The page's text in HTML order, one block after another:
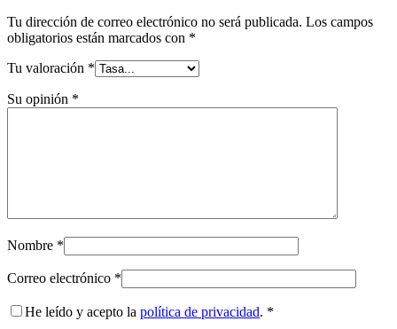
Tu dirección de correo electrónico no será publicada. Los campos
obligatorios están marcados con *
Tu valoración *
Su opinión *
Nombre *
Correo electrónico *
He leído y acepto la política de privacidad. *